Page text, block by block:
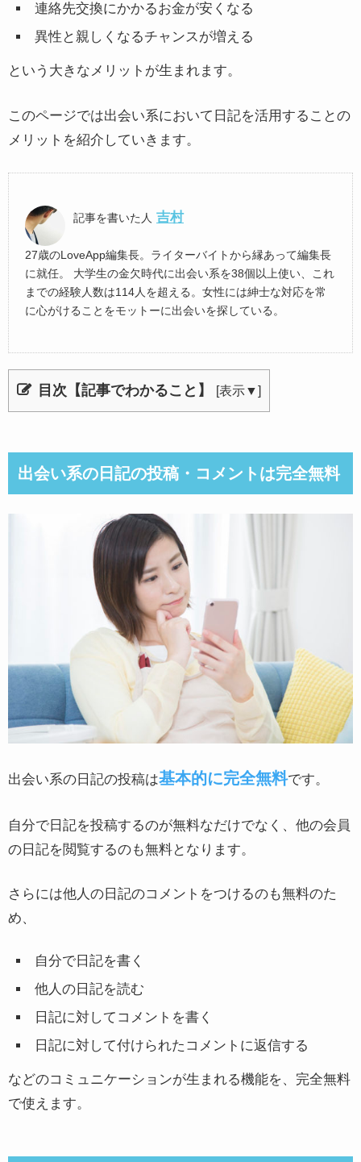
連絡先交換にかかるお金が安くなる
異性と親しくなるチャンスが増える
という大きなメリットが生まれます。
このページでは出会い系において日記を活用することの
メリットを紹介していきます。
記事を書いた人 吉村
27歳のLoveApp編集長。ライターバイトから縁あって編集長
に就任。 大学生の金欠時代に出会い系を38個以上使い、これ
までの経験人数は114人を超える。女性には紳士な対応を常
に心がけることをモットーに出会いを探している。
目次【記事でわかること】 [表示▼]
出会い系の日記の投稿・コメントは完全無料
出会い系の日記の投稿は基本的に完全無料です。
自分で日記を投稿するのが無料なだけでなく、他の会員
の日記を閲覧するのも無料となります。
さらには他人の日記のコメントをつけるのも無料のた
め、
自分で日記を書く
他人の日記を読む
日記に対してコメントを書く
日記に対して付けられたコメントに返信する
などのコミュニケーションが生まれる機能を、完全無料
で使えます。